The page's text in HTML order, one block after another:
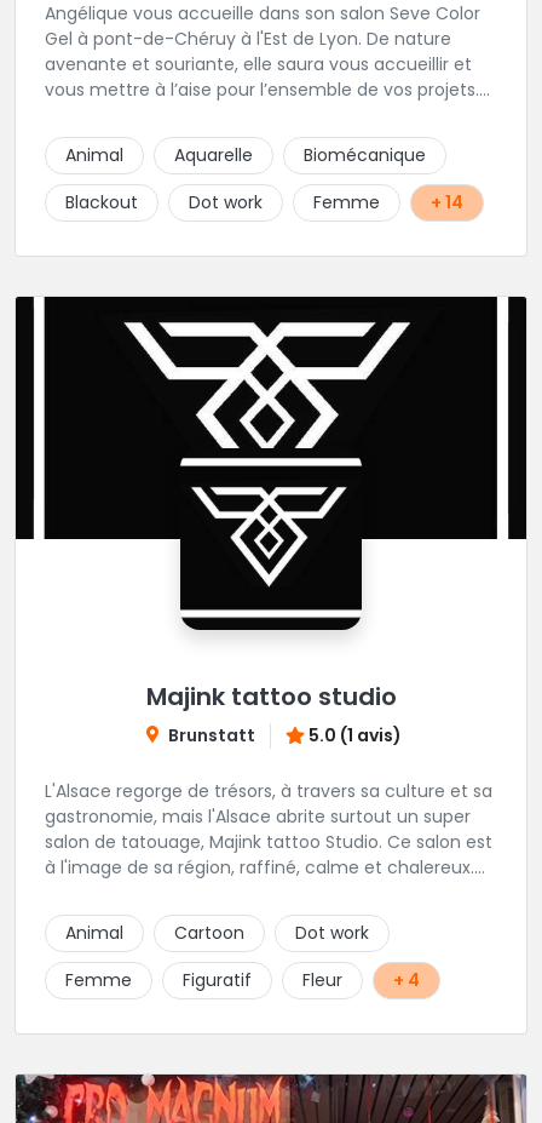
Angélique vous accueille dans son salon Seve Color
Gel à pont-de-Chéruy à l'Est de Lyon. De nature
avenante et souriante, elle saura vous accueillir et
vous mettre à l’aise pour l’ensemble de vos projets.
tatouages allant des calligraphies, motifs floraux au
réalisme.
Animal Aquarelle
Biomécanique
Blackout
Dot work Femme + 14
Majink tattoo studio
Brunstatt 5.0 (1 avis)
L'Alsace regorge de trésors, à travers sa culture et sa
gastronomie, mais l'Alsace abrite surtout un super
salon de tatouage, Majink tattoo Studio. Ce salon est
à l'image de sa région, raffiné, calme et chalereux.
découvrir son super shop !
Animal Cartoon
Dot work
Femme
Figuratif Fleur + 4